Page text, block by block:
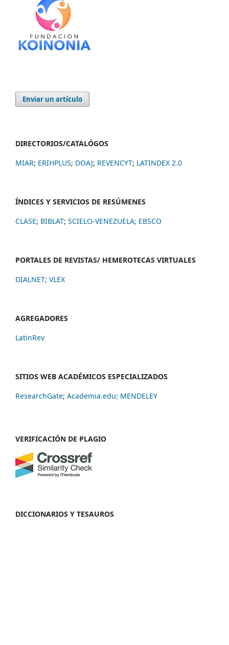
Enviar un artículo
DIRECTORIOS/CATALÓGOS
MIAR; ERIHPLUS; DOAJ; REVENCYT; LATINDEX 2.0
ÍNDICES Y SERVICIOS DE RESÚMENES
CLASE; BIBLAT; SCIELO-VENEZUELA; EBSCO
PORTALES DE REVISTAS/ HEMEROTECAS VIRTUALES
DIALNET; VLEX
AGREGADORES
LatinRev
SITIOS WEB ACADÉMICOS ESPECIALIZADOS
ResearchGate; Academia.edu; MENDELEY
VERIFICACIÓN DE PLAGIO
DICCIONARIOS Y TESAUROS